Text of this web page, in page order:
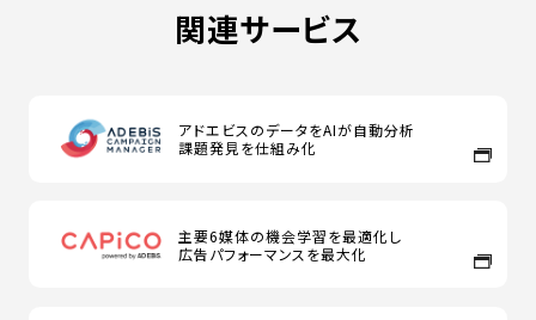
関連サービス
アドエビスのデータをAIが自動分析
課題発見を仕組み化
主要6媒体の機会学習を最適化し
広告パフォーマンスを最大化